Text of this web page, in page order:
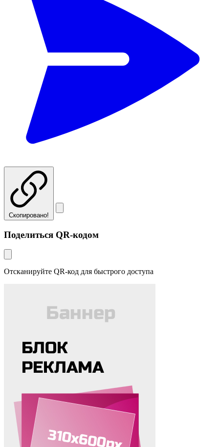
Скопировано!
Поделиться QR-кодом
Отсканируйте QR-код для быстрого доступа